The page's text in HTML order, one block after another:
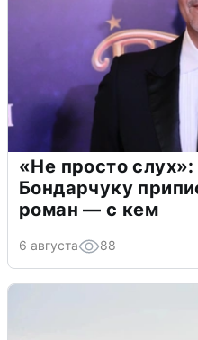
«Не просто
Бондарчуку
роман — с кем
6 августа 88